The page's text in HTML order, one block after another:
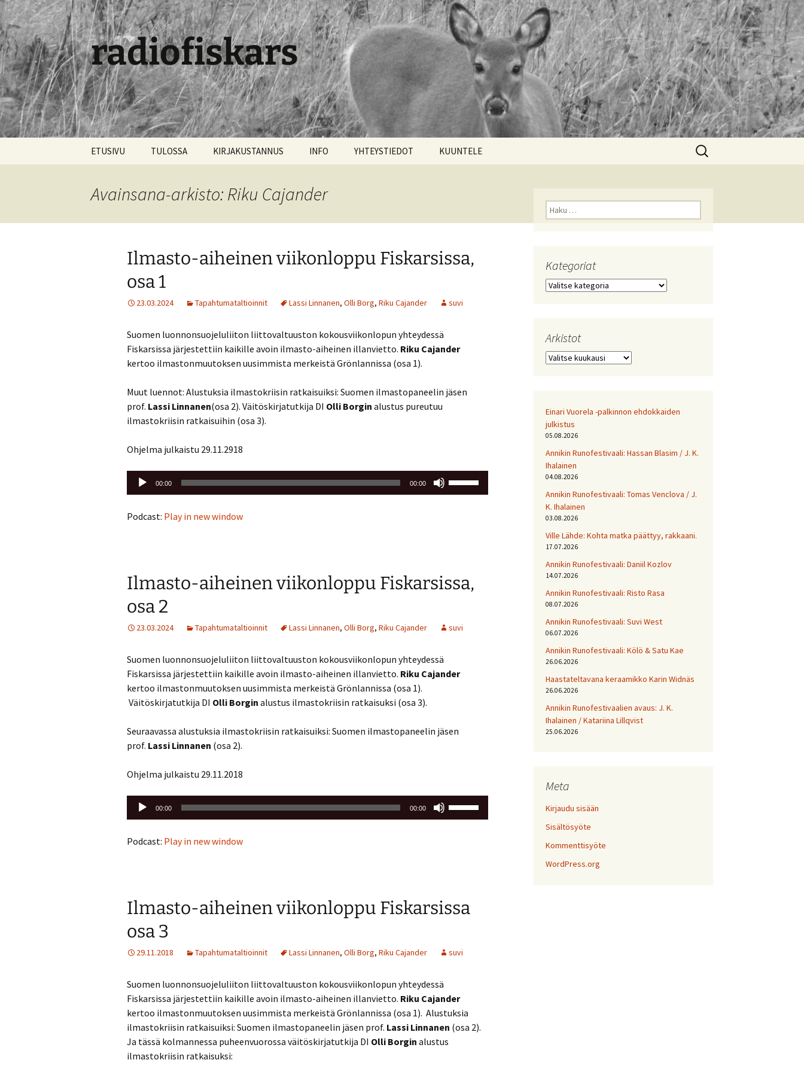
radiofiskars
ETUSIVU TULOSSA KIRJAKUSTANNUS INFO YHTEYSTIEDOT KUUNTELE
Haku:
Avainsana-arkisto: Riku Cajander
Ilmasto-aiheinen viikonloppu Fiskarsissa,
osa 1
23.03.2024 Tapahtumataltioinnit Lassi Linnanen, Olli Borg, Riku Cajander suvi
Suomen luonnonsuojeluliiton liittovaltuuston kokousviikonlopun yhteydessä
Fiskarsissa järjestettiin kaikille avoin ilmasto-aiheinen illanvietto. Riku Cajander
kertoo ilmastonmuutoksen uusimmista merkeistä Grönlannissa (osa 1).
Muut luennot: Alustuksia ilmastokriisin ratkaisuiksi: Suomen ilmastopaneelin jäsen
prof. Lassi Linnanen(osa 2). Väitöskirjatutkija DI Olli Borgin alustus pureutuu
ilmastokriisin ratkaisuihin (osa 3).
Ohjelma julkaistu 29.11.2918
Äänitoistin
00:00 00:00
ja
pienemmäksi.
Podcast: Play in new window
Ilmasto-aiheinen viikonloppu Fiskarsissa,
osa 2
23.03.2024 Tapahtumataltioinnit Lassi Linnanen, Olli Borg, Riku Cajander suvi
Suomen luonnonsuojeluliiton liittovaltuuston kokousviikonlopun yhteydessä
Fiskarsissa järjestettiin kaikille avoin ilmasto-aiheinen illanvietto. Riku Cajander
kertoo ilmastonmuutoksen uusimmista merkeistä Grönlannissa (osa 1).
Väitöskirjatutkija DI Olli Borgin alustus ilmastokriisin ratkaisuksi (osa 3).
Seuraavassa alustuksia ilmastokriisin ratkaisuiksi: Suomen ilmastopaneelin jäsen
prof. Lassi Linnanen (osa 2).
Ohjelma julkaistu 29.11.2018
Äänitoistin
00:00 00:00
ja
pienemmäksi.
Podcast: Play in new window
Ilmasto-aiheinen viikonloppu Fiskarsissa
osa 3
29.11.2018 Tapahtumataltioinnit Lassi Linnanen, Olli Borg, Riku Cajander suvi
Suomen luonnonsuojeluliiton liittovaltuuston kokousviikonlopun yhteydessä
Fiskarsissa järjestettiin kaikille avoin ilmasto-aiheinen illanvietto. Riku Cajander
kertoo ilmastonmuutoksen uusimmista merkeistä Grönlannissa (osa 1). Alustuksia
ilmastokriisin ratkaisuiksi: Suomen ilmastopaneelin jäsen prof. Lassi Linnanen (osa 2).
Ja tässä kolmannessa puheenvuorossa väitöskirjatutkija DI Olli Borgin alustus
ilmastokriisin ratkaisuksi:
Haku:
Kategoriat
Kategoriat
Arkistot
Arkistot
Einari Vuorela -palkinnon ehdokkaiden
julkistus
05.08.2026
Annikin Runofestivaali: Has­san Bla­sim / J. K.
Ihalainen
04.08.2026
Annikin Runofestivaali: Tomas Venclova / J.
K. Ihalainen
03.08.2026
Ville Lähde: Kohta matka päättyy, rakkaani.
17.07.2026
Annikin Runofestivaali: Daniil Kozlov
14.07.2026
Annikin Runofestivaali: Risto Rasa
08.07.2026
Annikin Runofestivaali: Suvi West
06.07.2026
Annikin Runofestivaali: Kölö & Satu Kae
26.06.2026
Haastateltavana keraamikko Karin Widnäs
26.06.2026
Annikin Runofestivaalien avaus: J. K.
Ihalainen / Katariina Lillqvist
25.06.2026
Meta
Kirjaudu sisään
Sisältösyöte
Kommenttisyöte
WordPress.org